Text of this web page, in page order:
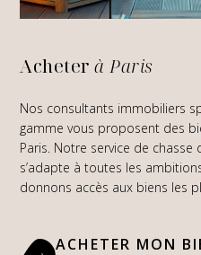
Acheterà Paris
Nos consultants immobiliers
gamme vous proposent des
Paris. Notre service de
s’adapte à toutes les
donnons accès aux biens les
ACHETER MON